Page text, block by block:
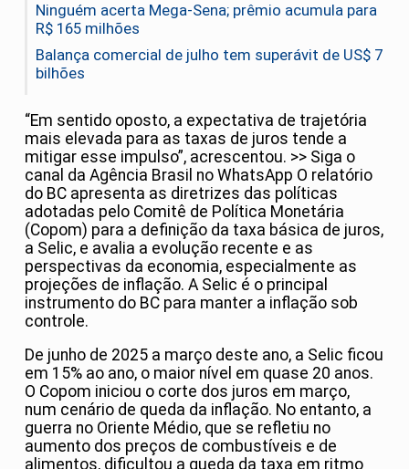
Ninguém acerta Mega-Sena; prêmio acumula para
R$ 165 milhões
Balança comercial de julho tem superávit de US$ 7
bilhões
“Em sentido oposto, a expectativa de trajetória
mais elevada para as taxas de juros tende a
mitigar esse impulso”, acrescentou. >> Siga o
canal da Agência Brasil no WhatsApp O relatório
do BC apresenta as diretrizes das políticas
adotadas pelo Comitê de Política Monetária
(Copom) para a definição da taxa básica de juros,
a Selic, e avalia a evolução recente e as
perspectivas da economia, especialmente as
projeções de inflação. A Selic é o principal
instrumento do BC para manter a inflação sob
controle.
De junho de 2025 a março deste ano, a Selic ficou
em 15% ao ano, o maior nível em quase 20 anos.
O Copom iniciou o corte dos juros em março,
num cenário de queda da inflação. No entanto, a
guerra no Oriente Médio, que se refletiu no
aumento dos preços de combustíveis e de
alimentos, dificultou a queda da taxa em ritmo